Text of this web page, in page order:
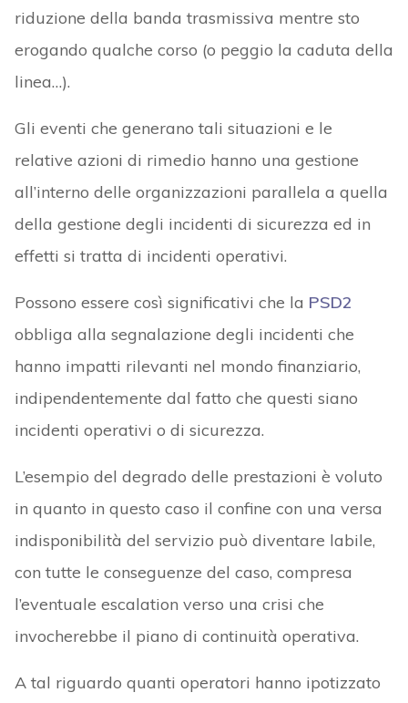
riduzione della banda trasmissiva mentre sto
erogando qualche corso (o peggio la caduta della
linea…).
Gli eventi che generano tali situazioni e le
relative azioni di rimedio hanno una gestione
all’interno delle organizzazioni parallela a quella
della gestione degli incidenti di sicurezza ed in
effetti si tratta di incidenti operativi.
Possono essere così significativi che la PSD2
obbliga alla segnalazione degli incidenti che
hanno impatti rilevanti nel mondo finanziario,
indipendentemente dal fatto che questi siano
incidenti operativi o di sicurezza.
L’esempio del degrado delle prestazioni è voluto
in quanto in questo caso il confine con una versa
indisponibilità del servizio può diventare labile,
con tutte le conseguenze del caso, compresa
l’eventuale escalation verso una crisi che
invocherebbe il piano di continuità operativa.
A tal riguardo quanti operatori hanno ipotizzato